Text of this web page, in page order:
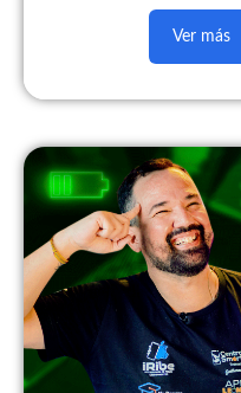
Ver más